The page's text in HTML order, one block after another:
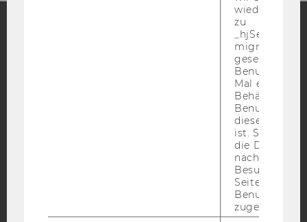
Blog
Bluesky
BARRIEREFREIHEITSERKLÄRUNG WEBSEITE
zu
migrieren.
gesetzt,
Benutzer
Mal eine
Behält die
Benutzer-ID
diese Seite
ist. Stellt
die Daten von
Besuchen
Seite
Benutzer-ID
zugeordnet